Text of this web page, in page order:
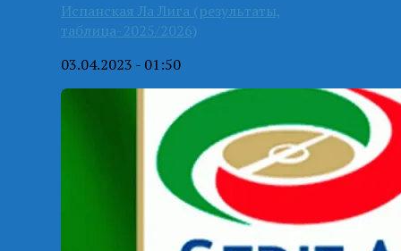
Испанская Ла Лига (результаты,
таблица-2025/2026)
03.04.2023 - 01:50